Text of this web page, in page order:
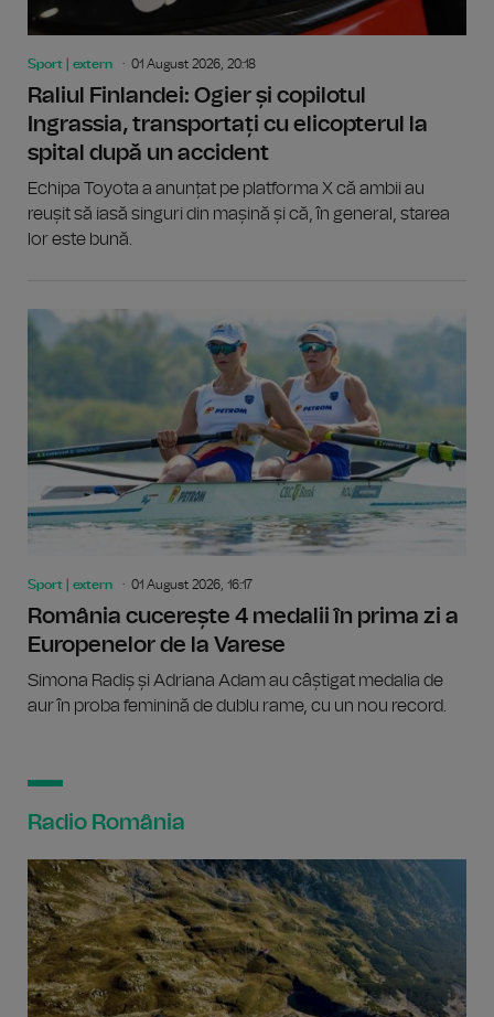
Sport | extern 01 August 2026, 20:18
Raliul Finlandei: Ogier și copilotul
Ingrassia, transportați cu elicopterul la
spital după un accident
Echipa Toyota a anunțat pe platforma X că ambii au
reușit să iasă singuri din mașină și că, în general, starea
lor este bună.
Sport | extern 01 August 2026, 16:17
România cucerește 4 medalii în prima zi a
Europenelor de la Varese
Simona Radiș și Adriana Adam au câștigat medalia de
aur în proba feminină de dublu rame, cu un nou record.
Radio România